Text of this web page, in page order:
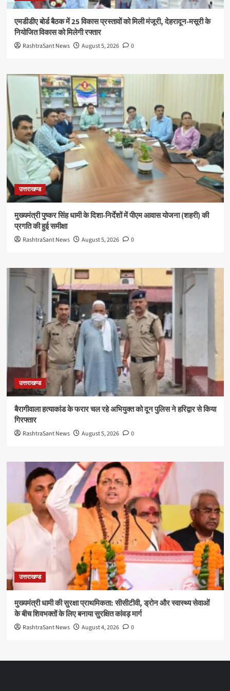
एमडीडीए बोर्ड बैठक में 25 विकास प्रस्तावों को मिली मंजूरी, देहरादून-मसूरी के
नियोजित विकास को मिलेगी रफ्तार
RashtraSant News August 5, 2026 0
उत्तराखण्ड
मुख्यमंत्री पुष्कर सिंह धामी के दिशा-निर्देशों में पीएम आवास योजना (शहरी) की
प्रगति की हुई समीक्षा
RashtraSant News August 5, 2026 0
उत्तराखण्ड
बैरागीवाला हत्याकांड के फरार चल रहे अभियुक्त को दून पुलिस ने हरिद्वार से किया
गिरफ्तार
RashtraSant News August 5, 2026 0
उत्तराखण्ड
मुख्यमंत्री धामी की सुरक्षा प्राथमिकता: सीसीटीवी, ड्रोन और स्वास्थ्य सेवाओं
के बीच शिवभक्तों के लिए बनाया सुरक्षित कांवड़ मार्ग
RashtraSant News August 4, 2026 0